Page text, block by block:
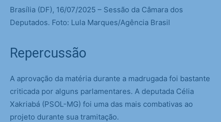
Brasília (DF), 16/07/2025 – Sessão da Câmara dos
Deputados. Foto: Lula Marques/Agência Brasil
Repercussão
A aprovação da matéria durante a madrugada foi bastante
criticada por alguns parlamentares. A deputada Célia
Xakriabá (PSOL-MG) foi uma das mais combativas ao
projeto durante sua tramitação.